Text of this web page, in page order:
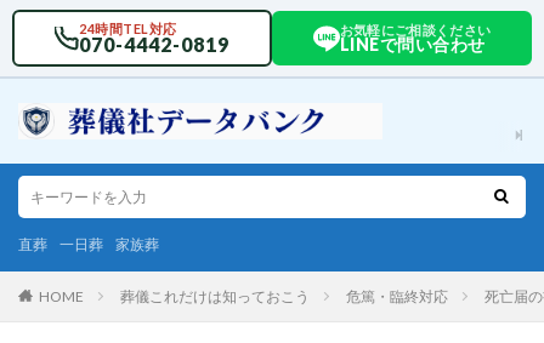
24時間TEL対応
070-4442-0819
お気軽にご相談ください
LINEで問い合わせ
直葬 一日葬 家族葬
HOME 葬儀これだけは知っておこう 危篤・臨終対応 死亡届